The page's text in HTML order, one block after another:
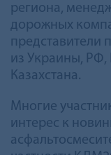
региона,
дорожных
представители
из Украины, РФ,
Казахстана.
Многие
интерес к